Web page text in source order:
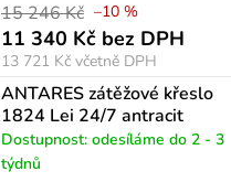
15 246 Kč –10 %
13 721 Kč včetně DPH
11 340 Kč bez DPH
ANTARES zátěžové křeslo
1824 Lei 24/7 antracit
Dostupnost: odesíláme do 2 - 3
týdnů